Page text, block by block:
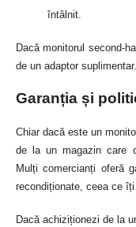
întâlnit.
Dacă monitorul second-
de un adaptor suplimentar.
Garanția și
Chiar dacă este un
de la un magazin care
Mulți comercianți oferă
recondiționate, ceea ce
Dacă achiziționezi de la